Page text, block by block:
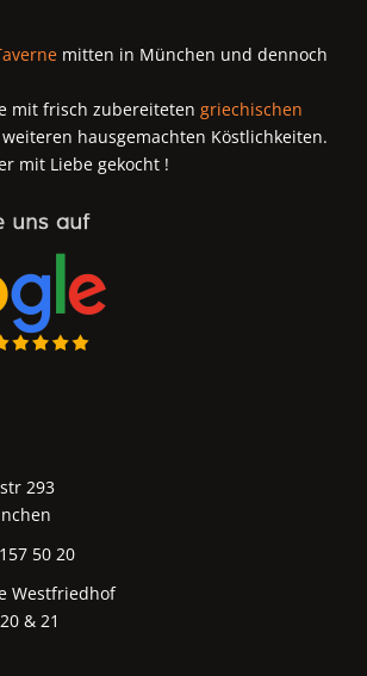
mitten in München und dennoch
mit frisch zubereiteten griechischen
hausgemachten Köstlichkeiten.
mit Liebe gekocht !
293
50 20
Westfriedhof
& 21